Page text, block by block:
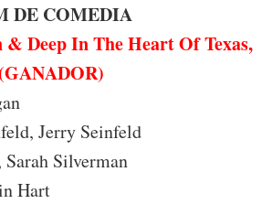
DE COMEDIA
& Deep In The Heart Of Texas,
Jerry Seinfeld
Silverman
Hart